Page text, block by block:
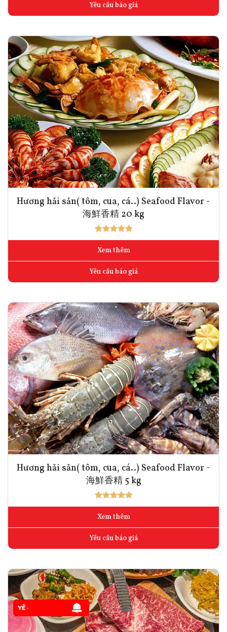
Yêu cầu báo giá
Hương hải sản( tôm, cua, cá..) Seafood Flavor -
海鮮香精 20 kg
Xem thêm
Yêu cầu báo giá
Hương hải sản( tôm, cua, cá..) Seafood Flavor -
海鮮香精 5 kg
Xem thêm
Yêu cầu báo giá